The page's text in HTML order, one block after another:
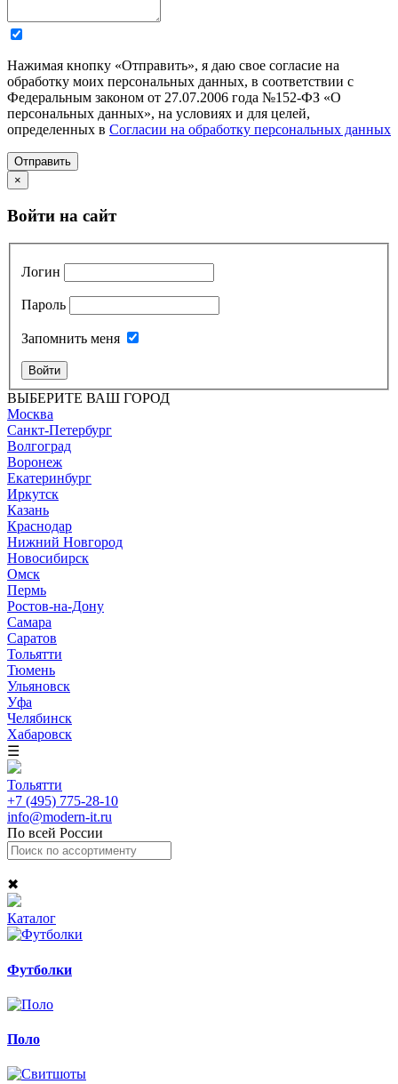
Нажимая кнопку «Отправить», я даю свое согласие на
обработку моих персональных данных, в соответствии с
Федеральным законом от 27.07.2006 года №152-ФЗ «О
персональных данных», на условиях и для целей,
определенных в Согласии на обработку персональных данных
Отправить
×
Войти на сайт
Логин
Пароль
Запомнить меня
Войти
ВЫБЕРИТЕ ВАШ ГОРОД
Москва
Санкт-Петербург
Волгоград
Воронеж
Екатеринбург
Иркутск
Казань
Краснодар
Нижний Новгород
Новосибирск
Омск
Пермь
Ростов-на-Дону
Самара
Саратов
Тольятти
Тюмень
Ульяновск
Уфа
Челябинск
Хабаровск
☰
Тольятти
+7 (495) 775-28-10
info@modern-it.ru
По всей России
✖
Каталог
Футболки
Поло